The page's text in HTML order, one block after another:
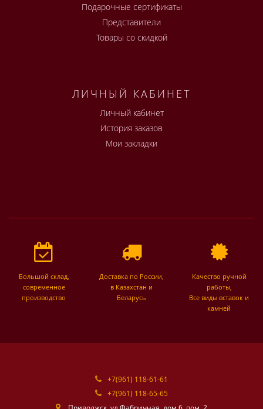
Подарочные сертификаты
Представители
Товары со скидкой
ЛИЧНЫЙ КАБИНЕТ
Личный кабинет
История заказов
Мои закладки
Большой склад,
современное
производство
Доставка по России,
в Казахстан и
Беларусь
Качество ручной
работы,
Все виды вставок и
камней
+7(961) 118-61-61
+7(961) 118-65-65